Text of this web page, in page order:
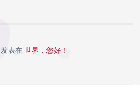
发表在世界，您好！